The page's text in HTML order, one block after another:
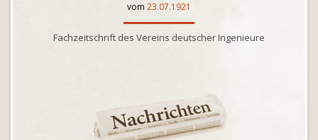
vom 23.07.1921
Fachzeitschrift des Vereins deutscher Ingenieure